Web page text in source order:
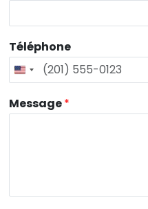
Téléphone
Message*